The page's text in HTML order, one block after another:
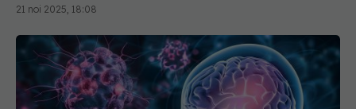
21 noi 2025, 18:08